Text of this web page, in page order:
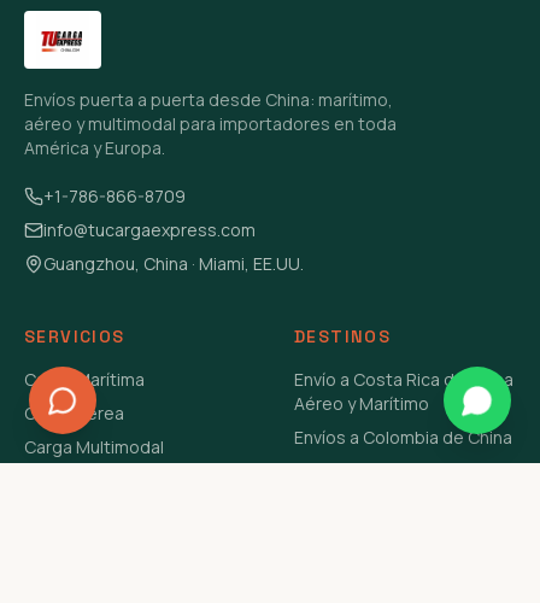
Envíos puerta a puerta desde China: marítimo,
aéreo y multimodal para importadores en toda
América y Europa.
+1-786-866-8709
info@tucargaexpress.com
Guangzhou, China · Miami, EE.UU.
SERVICIOS
Carga Marítima
Carga Aérea
Carga Multimodal
DESTINOS
Envío a Costa Rica de China
Aéreo y Marítimo
Envíos a Colombia de China